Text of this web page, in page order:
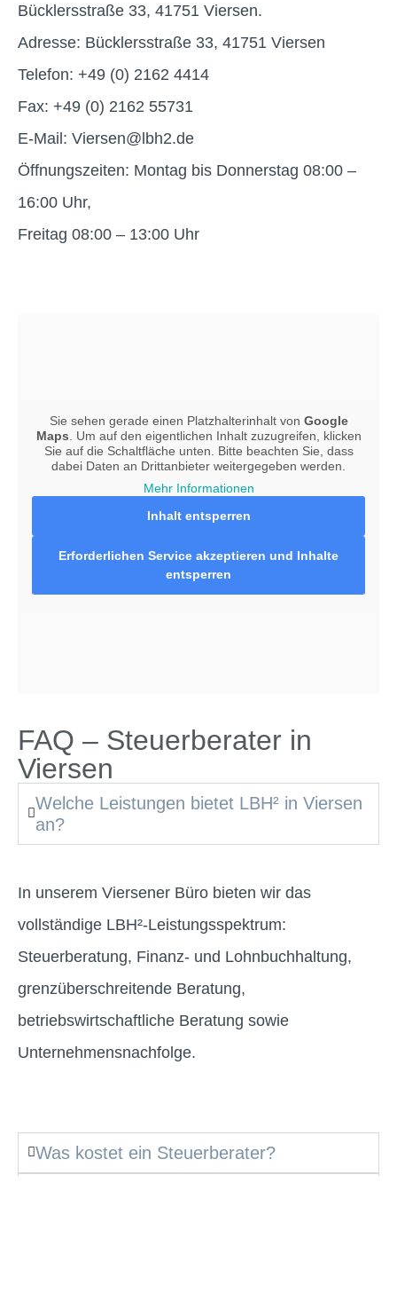
Bücklersstraße 33, 41751 Viersen.
Adresse: Bücklersstraße 33, 41751 Viersen
Telefon: +49 (0) 2162 4414
Fax: +49 (0) 2162 55731
E-Mail: Viersen@lbh2.de
Öffnungszeiten: Montag bis Donnerstag 08:00 –
16:00 Uhr,
Freitag 08:00 – 13:00 Uhr
Sie sehen gerade einen Platzhalterinhalt von Google
Maps . Um auf den eigentlichen Inhalt zuzugreifen, klicken
Sie auf die Schaltfläche unten. Bitte beachten Sie, dass
dabei Daten an Drittanbieter weitergegeben werden.
Mehr Informationen
Inhalt entsperren
Erforderlichen Service akzeptieren und Inhalte
entsperren
FAQ – Steuerberater in
Viersen
Welche Leistungen bietet LBH² in Viersen
an?
In unserem Viersener Büro bieten wir das
vollständige LBH²-Leistungsspektrum:
Steuerberatung, Finanz- und Lohnbuchhaltung,
grenzüberschreitende Beratung,
betriebswirtschaftliche Beratung sowie
Unternehmensnachfolge.
Was kostet ein Steuerberater?